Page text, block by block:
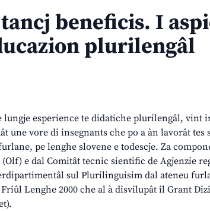
beneficis. I
plurilengâl
lungje esperience te didatiche plurilengâl, vint
une vore di insegnants che po a àn lavorât tes
pe lenghe slovene e todescje. Za
e dal Comitât tecnic sientific de Agjenzie
sul Plurilinguisim dal ateneu
Lenghe 2000 che al à disvilupât il Grant